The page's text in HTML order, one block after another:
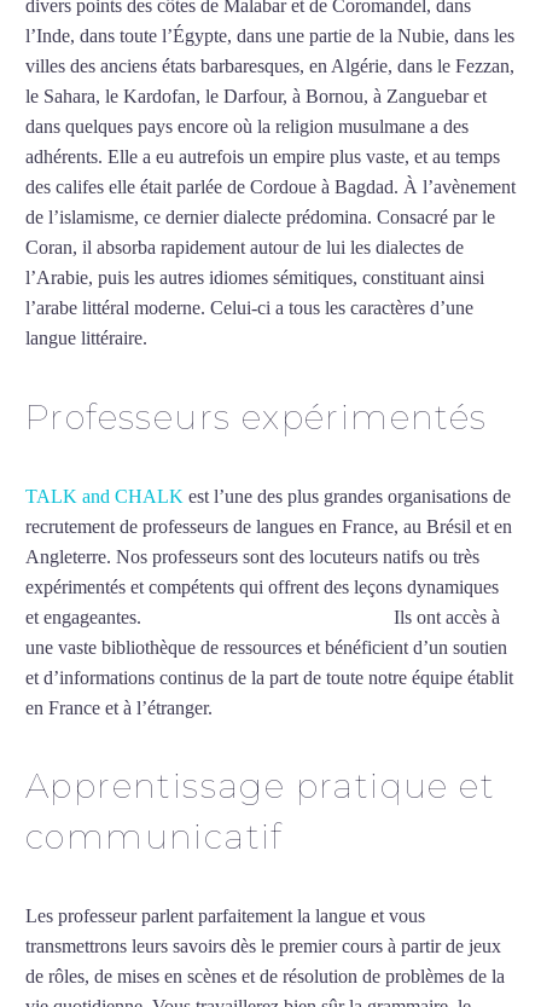
divers points des côtes de Malabar et de Coromandel, dans
l’Inde, dans toute l’Égypte, dans une partie de la Nubie, dans les
villes des anciens états barbaresques, en Algérie, dans le Fezzan,
le Sahara, le Kardofan, le Darfour, à Bornou, à Zanguebar et
dans quelques pays encore où la religion musulmane a des
adhérents. Elle a eu autrefois un empire plus vaste, et au temps
des califes elle était parlée de Cordoue à Bagdad. À l’avènement
de l’islamisme, ce dernier dialecte prédomina. Consacré par le
Coran, il absorba rapidement autour de lui les dialectes de
l’Arabie, puis les autres idiomes sémitiques, constituant ainsi
l’arabe littéral moderne. Celui-ci a tous les caractères d’une
langue littéraire.
Professeurs expérimentés
TALK and CHALK est l’une des plus grandes organisations de
recrutement de professeurs de langues en France, au Brésil et en
Angleterre. Nos professeurs sont des locuteurs natifs ou très
expérimentés et compétents qui offrent des leçons dynamiques
et engageantes.
Ils ont accès à
une vaste bibliothèque de ressources et bénéficient d’un soutien
et d’informations continus de la part de toute notre équipe établit
en France et à l’étranger.
Apprentissage pratique et
communicatif
Les professeur parlent parfaitement la langue et vous
transmettrons leurs savoirs dès le premier cours à partir de jeux
de rôles, de mises en scènes et de résolution de problèmes de la